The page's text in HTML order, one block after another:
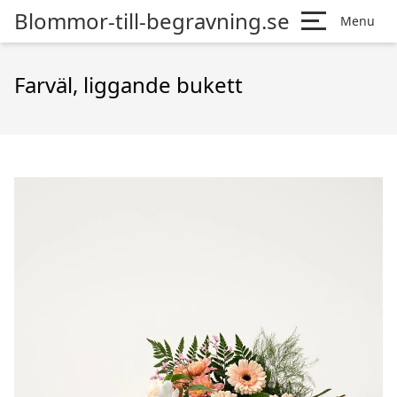
Blommor-till-begravning.se Menu
Farväl, liggande bukett